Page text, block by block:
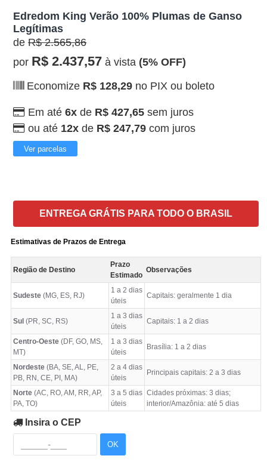
Edredom King Verão 100% Plumas de Ganso
Legítimas
de R$ 2.565,86
por R$ 2.437,57 à vista (5% OFF)
Economize R$ 128,29 no PIX ou boleto
Em até 6x de R$ 427,65 sem juros
ou até 12x de R$ 247,79 com juros
Ver parcelas
ENTREGA GRÁTIS PARA TODO O BRASIL
Estimativas de Prazos de Entrega
Região de Destino
Prazo
Estimado
Observações
Sudeste (MG, ES, RJ)
1 a 2 dias
úteis
Capitais: geralmente 1 dia
Sul (PR, SC, RS)
1 a 3 dias
úteis
Capitais: 1 a 2 dias
Centro-Oeste (DF, GO, MS,
MT)
1 a 3 dias
úteis
Brasília: 1 a 2 dias
Nordeste (BA, SE, AL, PE,
PB, RN, CE, PI, MA)
2 a 4 dias
úteis
Principais capitais: 2 a 3 dias
Norte (AC, RO, AM, RR, AP,
PA, TO)
3 a 5 dias
úteis
Cidades próximas: 3 dias;
interior/Amazônia: até 5 dias
Insira o CEP
OK